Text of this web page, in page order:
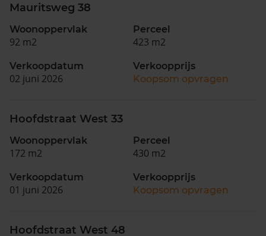
Mauritsweg 38
Woonoppervlak
92 m2
Perceel
423 m2
Verkoopdatum
02 juni 2026
Verkoopprijs
Koopsom opvragen
Hoofdstraat West 33
Woonoppervlak
172 m2
Perceel
430 m2
Verkoopdatum
01 juni 2026
Verkoopprijs
Koopsom opvragen
Hoofdstraat West 48